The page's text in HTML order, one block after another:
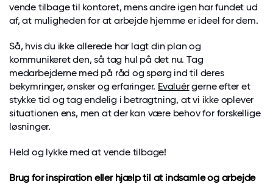
vende tilbage til kontoret, mens andre igen har fundet ud
af, at muligheden for at arbejde hjemme er ideel for dem.
Så, hvis du ikke allerede har lagt din plan og
kommunikeret den, så tag hul på det nu. Tag
medarbejderne med på råd og spørg ind til deres
bekymringer, ønsker og erfaringer. Evaluérgerne efter et
stykke tid og tag endelig i betragtning, at vi ikke oplever
situationen ens, men at der kan være behov for forskellige
løsninger.
Held og lykke med at vende tilbage!
Brug for inspiration eller hjælp til at indsamle og arbejde